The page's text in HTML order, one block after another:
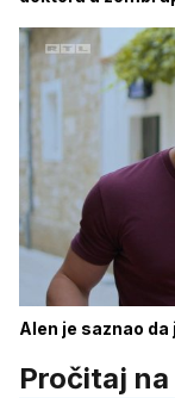
Alen je saznao
Pročitaj na